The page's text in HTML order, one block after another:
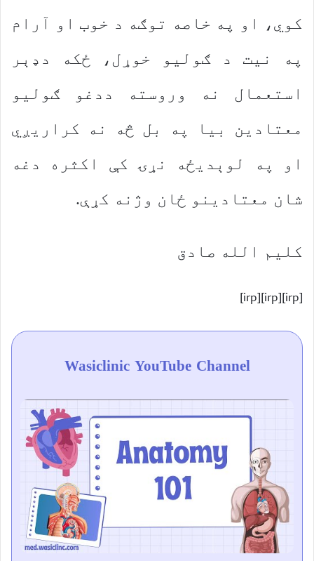
کوي، او په خاصه توګه د خوب او آرام
په نیت د ګولیو خوړل، ځکه دډېر
استعمال نه وروسته ددغو ګولیو
معتادين بیا په بل څه نه کراریږي
او په لوېدیځه نړۍ کې اکثره دغه
شان معتادینو ځان وژنه کړې.
کلیم الله صادق
[irp][irp][irp]
Wasiclinic YouTube Channel